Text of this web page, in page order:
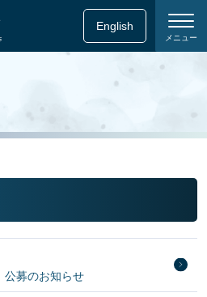
English
メニュー
募のお知らせ